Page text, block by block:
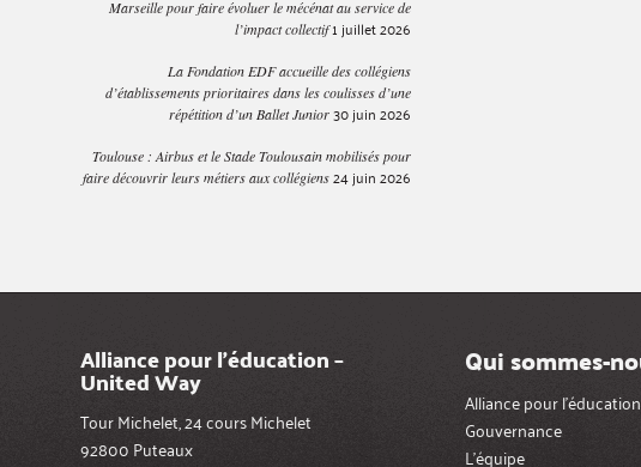
Marseille pour faire évoluer le mécénat au service de
l’impact collectif 1 juillet 2026
La Fondation EDF accueille des collégiens
d’établissements prioritaires dans les coulisses d’une
répétition d’un Ballet Junior 30 juin 2026
Toulouse : Airbus et le Stade Toulousain mobilisés pour
faire découvrir leurs métiers aux collégiens 24 juin 2026
Alliance pour l’éducation –
United Way
Tour Michelet, 24 cours Michelet
92800 Puteaux
Qui sommes-
Alliance pour
Gouvernance
L’équipe